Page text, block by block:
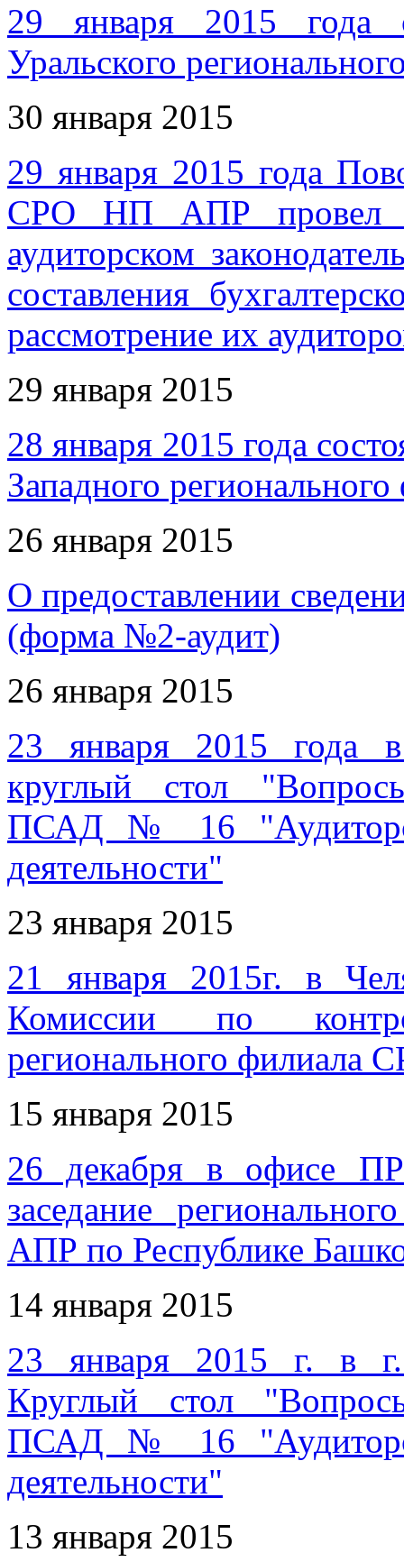
29 января 2015 года
Уральского
30 января 2015
29 января 2015 года
СРО НП АПР провел
аудиторском
составления
рассмотрение их
29 января 2015
28 января 2015 года
Западного
26 января 2015
О предоставлении
(форма №2-аудит)
26 января 2015
23 января 2015 года
круглый стол
ПСАД № 16
деятельности"
23 января 2015
21 января 2015г. в
Комиссии по
регионального
15 января 2015
26 декабря в офисе
заседание
АПР по Республике
14 января 2015
23 января 2015 г. в г.
Круглый стол
ПСАД № 16
деятельности"
13 января 2015